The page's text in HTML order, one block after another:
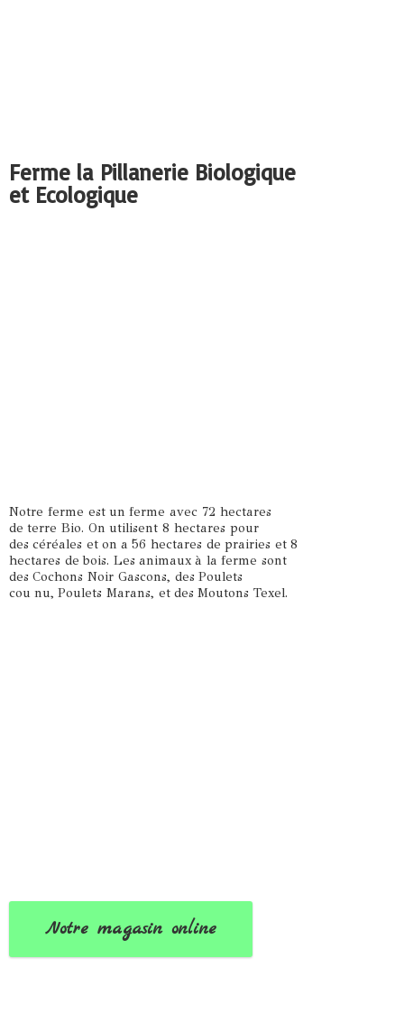
Ferme la Pillanerie Biologique
et Ecologique
Notre ferme est un ferme avec 72 hectares
de terre Bio. On utilisent 8 hectares pour
des céréales et on a 56 hectares de prairies et 8
hectares de bois. Les animaux à la ferme sont
des Cochons Noir Gascons, des Poulets
cou nu, Poulets Marans, et des Moutons Texel.
Notre magasin online